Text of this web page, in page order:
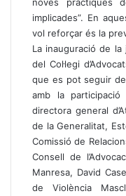
implicades”. En
vol reforçar és la
La inauguració de
del Col·legi
que es pot seguir
amb la
directora general
de la Generalitat,
Comissió de
Consell de
Manresa, David
de Violència